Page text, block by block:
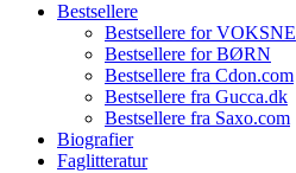
Bestsellere
Bestsellere for VOKSNE
Bestsellere for BØRN
Bestsellere fra Cdon.com
Bestsellere fra Gucca.dk
Bestsellere fra Saxo.com
Biografier
Faglitteratur